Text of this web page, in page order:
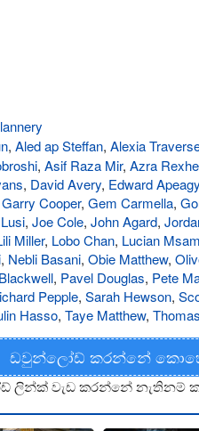
, Aled ap Steffan, Alexia
, Asif Raza Mir, Azra
, David Avery, Edward
Garry Cooper, Gem Carmella,
, Joe Cole, John Agard,
Miller, Lobo Chan, Lucian
, Nebli Basani, Obie Matthew,
, Pavel Douglas, Pete
Pepple, Sarah Hewson,
Hasso, Taye Matthew,
ඩවුන්ලෝඩ් කරන්නේ
ලින්ක් වැඩ කරන්නේ නැතිනම්